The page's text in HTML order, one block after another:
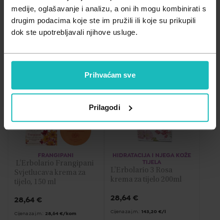
medije, oglašavanje i analizu, a oni ih mogu kombinirati s
drugim podacima koje ste im pružili ili koje su prikupili
dok ste upotrebljavali njihove usluge.
Prihvaćam sve
Prilagodi
Zdravlje muškarca
Zdravlje žene
Minerali
Probiotici i prebiotici
Filtriraj Relevantnost
A - Z
FRANGIPANI
L'Erbolario Frangipani
Svjetlucava krema za
tijelo, 150 ml
28,64 €
Cijena za j.m.: 28,64 €/kom
HIDRATACIJA I NJEGA KOŽE
TIJELA
L'Erbolario 3 Rosa
krema za tijelo 200ml
28,64 €
Cijena za j.m.: 143,20 €/l